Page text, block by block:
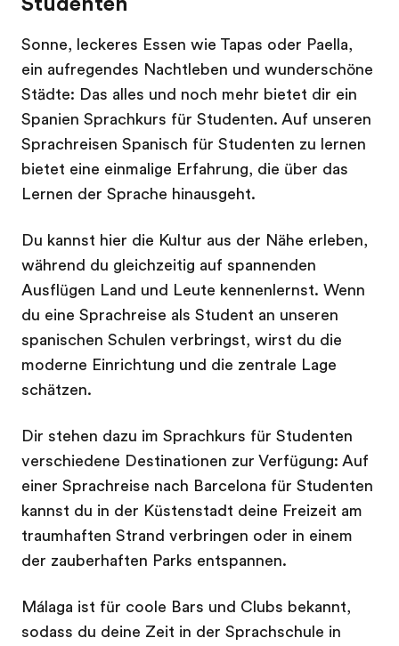
Sonne, leckeres Essen wie Tapas oder Paella,
ein aufregendes Nachtleben und wunderschöne
Städte: Das alles und noch mehr bietet dir ein
Spanien Sprachkurs für Studenten. Auf unseren
Sprachreisen Spanisch für Studenten zu lernen
bietet eine einmalige Erfahrung, die über das
Lernen der Sprache hinausgeht.
Du kannst hier die Kultur aus der Nähe erleben,
während du gleichzeitig auf spannenden
Ausflügen Land und Leute kennenlernst. Wenn
du eine Sprachreise als Student an unseren
spanischen Schulen verbringst, wirst du die
moderne Einrichtung und die zentrale Lage
schätzen.
Dir stehen dazu im Sprachkurs für Studenten
verschiedene Destinationen zur Verfügung: Auf
einer Sprachreise nach Barcelona für Studenten
kannst du in der Küstenstadt deine Freizeit am
traumhaften Strand verbringen oder in einem
der zauberhaften Parks entspannen.
Málaga ist für coole Bars und Clubs bekannt,
sodass du deine Zeit in der Sprachschule in